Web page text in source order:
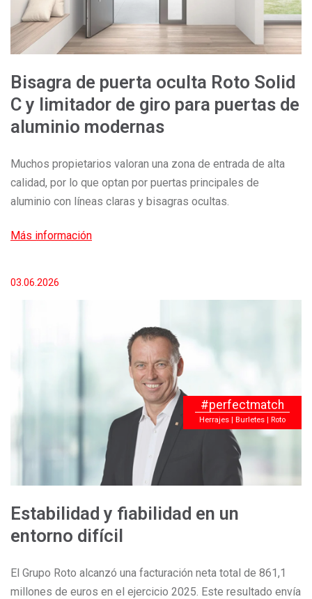
Bisagra de puerta oculta Roto Solid
C y limitador de giro para puertas de
aluminio modernas
Muchos propietarios valoran una zona de entrada de alta
calidad, por lo que optan por puertas principales de
aluminio con líneas claras y bisagras ocultas.
Más información
#perfectmatch
Herrajes | Burletes | Roto
03.06.2026
Estabilidad y fiabilidad en un
entorno difícil
El Grupo Roto alcanzó una facturación neta total de 861,1
millones de euros en el ejercicio 2025. Este resultado envía